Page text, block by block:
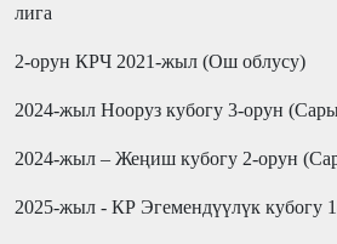
лига
2-орун КРЧ 2021-жыл (Ош облусу)
2024-жыл Нооруз кубогу 3-орун (C
2024-жыл – Жеңиш кубогу 2-орун
2025-жыл - КР Эгемендүүлүк кубогу 1